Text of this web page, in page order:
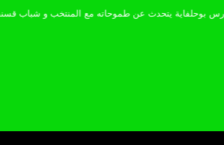
الحارس بوحلفاية يتحدث عن طموحاته مع